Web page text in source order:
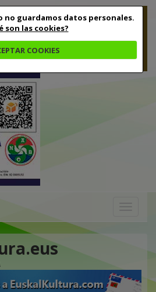
no guardamos datos personales.
son las cookies?
COOKIES